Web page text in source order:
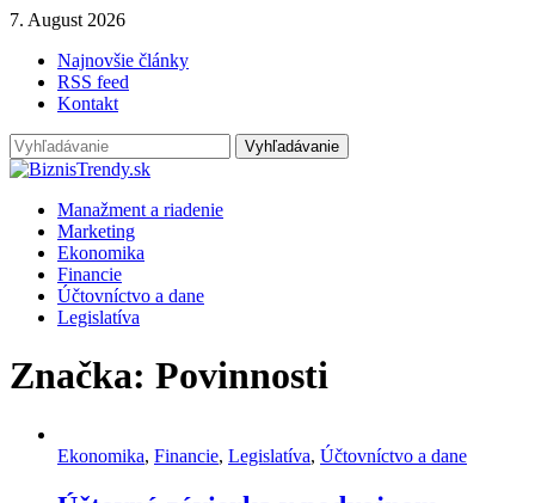
7. August 2026
Najnovšie články
RSS feed
Kontakt
Manažment a riadenie
Marketing
Ekonomika
Financie
Účtovníctvo a dane
Legislatíva
Značka: Povinnosti
Ekonomika, Financie, Legislatíva, Účtovníctvo a dane